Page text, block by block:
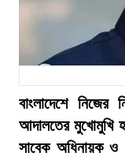
বাংলাদেশে নিজের
আদালতের মুখোমুখি
সাবেক অধিনায়ক